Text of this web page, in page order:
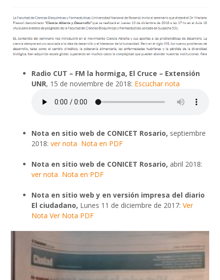
Radio CUT – FM la hormiga, El Cruce – Extensión
UNR, 15 de noviembre de 2018: Escuchar nota
Nota en sitio web de CONICET Rosario, septiembre
2018: ver nota Nota en PDF
Nota en sitio web de CONICET Rosario, abril 2018:
ver nota Nota en PDF
Nota en sitio web y en versión impresa del diario
El ciudadano, Lunes 11 de diciembre de 2017: Ver
Nota Ver Nota PDF